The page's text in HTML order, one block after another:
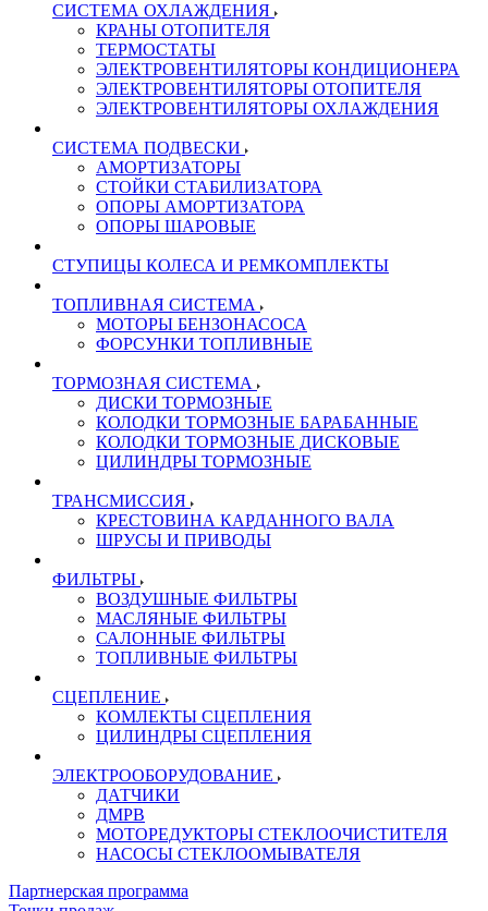
СИСТЕМА ОХЛАЖДЕНИЯ
КРАНЫ ОТОПИТЕЛЯ
ТЕРМОСТАТЫ
ЭЛЕКТРОВЕНТИЛЯТОРЫ КОНДИЦИОНЕРА
ЭЛЕКТРОВЕНТИЛЯТОРЫ ОТОПИТЕЛЯ
ЭЛЕКТРОВЕНТИЛЯТОРЫ ОХЛАЖДЕНИЯ
СИСТЕМА ПОДВЕСКИ
АМОРТИЗАТОРЫ
СТОЙКИ СТАБИЛИЗАТОРА
ОПОРЫ АМОРТИЗАТОРА
ОПОРЫ ШАРОВЫЕ
СТУПИЦЫ КОЛЕСА И РЕМКОМПЛЕКТЫ
ТОПЛИВНАЯ СИСТЕМА
МОТОРЫ БЕНЗОНАСОСА
ФОРСУНКИ ТОПЛИВНЫЕ
ТОРМОЗНАЯ СИСТЕМА
ДИСКИ ТОРМОЗНЫЕ
КОЛОДКИ ТОРМОЗНЫЕ БАРАБАННЫЕ
КОЛОДКИ ТОРМОЗНЫЕ ДИСКОВЫЕ
ЦИЛИНДРЫ ТОРМОЗНЫЕ
ТРАНСМИССИЯ
КРЕСТОВИНА КАРДАННОГО ВАЛА
ШРУСЫ И ПРИВОДЫ
ФИЛЬТРЫ
ВОЗДУШНЫЕ ФИЛЬТРЫ
МАСЛЯНЫЕ ФИЛЬТРЫ
САЛОННЫЕ ФИЛЬТРЫ
ТОПЛИВНЫЕ ФИЛЬТРЫ
СЦЕПЛЕНИЕ
КОМЛЕКТЫ СЦЕПЛЕНИЯ
ЦИЛИНДРЫ СЦЕПЛЕНИЯ
ЭЛЕКТРООБОРУДОВАНИЕ
ДАТЧИКИ
ДМРВ
МОТОРЕДУКТОРЫ СТЕКЛООЧИСТИТЕЛЯ
НАСОСЫ СТЕКЛООМЫВАТЕЛЯ
Партнерская программа